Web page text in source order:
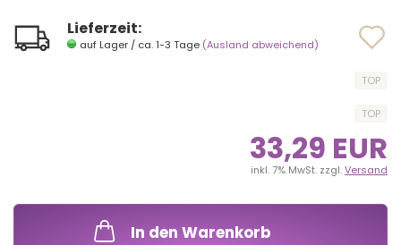
Lieferzeit:
auf Lager / ca. 1-3 Tage (Ausland abweichend)
TOP
TOP
33,29 EUR
inkl. 7% MwSt. zzgl.Versand
In den Warenkorb